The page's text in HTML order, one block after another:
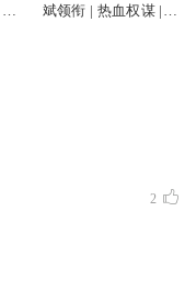
斌领衔 | 热血权谋 |
2